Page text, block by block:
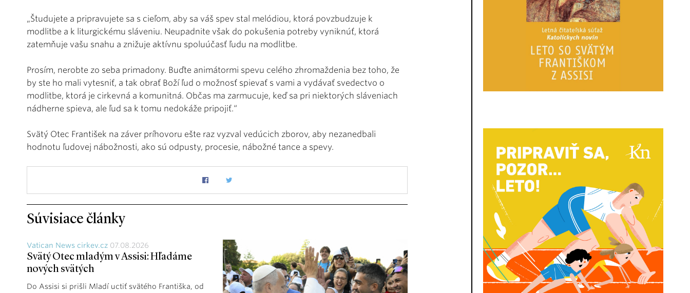
„Študujete a pripravujete sa s cieľom, aby sa váš spev stal melódiou, ktorá povzbudzuje k
modlitbe a k liturgickému sláveniu. Neupadnite však do pokušenia potreby vyniknúť, ktorá
zatemňuje vašu snahu a znižuje aktívnu spoluúčasť ľudu na modlitbe.
Prosím, nerobte zo seba primadony. Buďte animátormi spevu celého zhromaždenia bez toho, že
by ste ho mali vytesniť, a tak obrať Boží ľud o možnosť spievať s vami a vydávať svedectvo o
modlitbe, ktorá je cirkevná a komunitná. Občas ma zarmucuje, keď sa pri niektorých sláveniach
nádherne spieva, ale ľud sa k tomu nedokáže pripojiť.“
Svätý Otec František na záver príhovoru ešte raz vyzval vedúcich zborov, aby nezanedbali
hodnotu ľudovej nábožnosti, ako sú odpusty, procesie, nábožné tance a spevy.
Súvisiace články
Vatican News cirkev.cz 07.08.2026
Svätý Otec mladým v Assisi: Hľadáme
nových svätých
Do Assisi si prišli Mladí uctiť svätého Františka, od